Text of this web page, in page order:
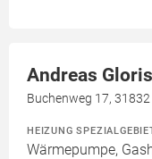
Andreas
Buchenweg 17,
HEIZUNG
Wärmepumpe,